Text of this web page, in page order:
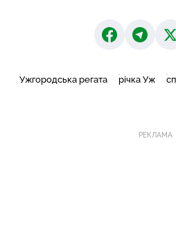
Ужгородська регата річка Уж
РЕКЛАМА